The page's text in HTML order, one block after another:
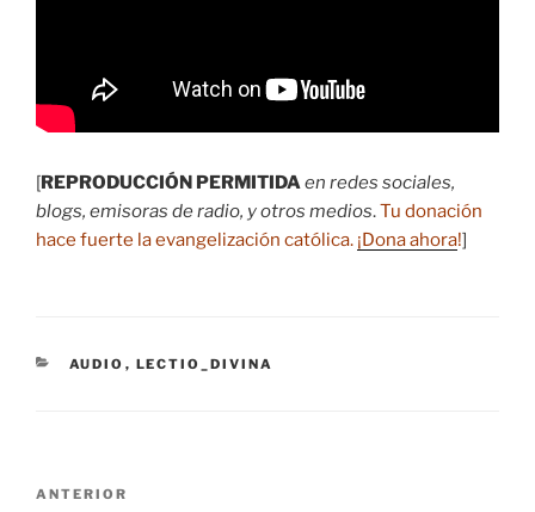
[REPRODUCCIÓN PERMITIDAen redes sociales,
blogs, emisoras de radio, y otros medios.Tu donación
hace fuerte la evangelización católica. ¡Dona ahora!]
CATEGORÍAS
AUDIO , LECTIO_DIVINA
Navegación
Entrada
ANTERIOR